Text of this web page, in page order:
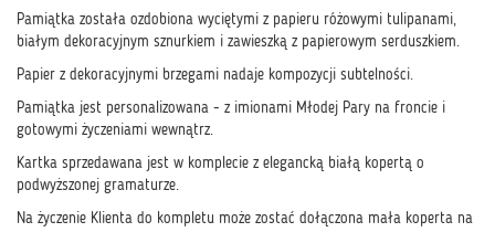
Pamiątka została ozdobiona wyciętymi z papieru różowymi tulipanami,
białym dekoracyjnym sznurkiem i zawieszką z papierowym serduszkiem.
Papier z dekoracyjnymi brzegami nadaje kompozycji subtelności.
Pamiątka jest personalizowana - z imionami Młodej Pary na froncie i
gotowymi życzeniami wewnątrz.
Kartka sprzedawana jest w komplecie z elegancką białą kopertą o
podwyższonej gramaturze.
Na życzenie Klienta do kompletu może zostać dołączona mała koperta na